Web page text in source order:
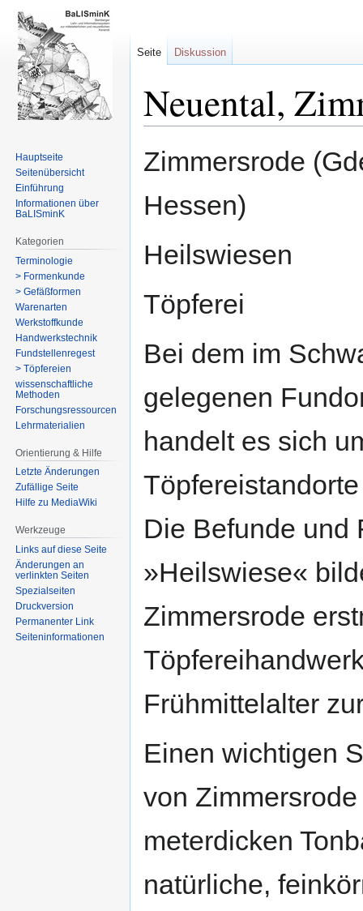
Neuental,
Navigation
Suche
Zimmersrode
Hessen)
Heilswiesen
Töpferei
Bei dem im
gelegenen
handelt es sich
Die Befunde und
»Heilswiese«
Zimmersrode
Frühmittelalter
Einen wichtigen
von
meterdicken
natürliche,
Seite Diskussion
Hauptseite
Seitenübersicht
Einführung
Informationen über
BaLISminK
Kategorien
Terminologie
> Formenkunde
> Gefäßformen
Warenarten
Werkstoffkunde
Handwerkstechnik
Fundstellenregest
> Töpfereien
wissenschaftliche
Methoden
Forschungsressourcen
Lehrmaterialien
Orientierung & Hilfe
Letzte Änderungen
Zufällige Seite
Hilfe zu MediaWiki
Werkzeuge
Links auf diese Seite
Änderungen an
verlinkten Seiten
Spezialseiten
Druckversion
Permanenter Link
Seiten­­informationen